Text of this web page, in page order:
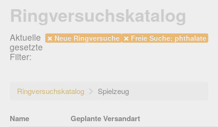
Ringversuchskatalog
Aktuelle
gesetzte
Filter:
Neue Ringversuche Freie Suche: phthalate
Ringversuchskatalog Spielzeug
Name Geplante Versandart